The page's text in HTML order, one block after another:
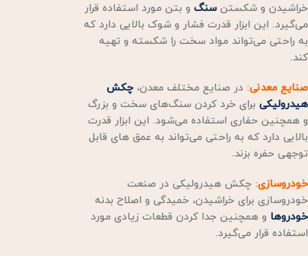
خراشیدن و شکستنسنگ و بتن مورد استفاده قرار
می‌گیرد. این ابزار قدرت فشار و شوک بالایی دارد که
به راحتی می‌تواند مواد سخت را شکسته و تهیه
کند.
صنایع معدنی: در صنایع مختلف معدن، چکش
هیدرولیکی برای خرد کردن سنگ‌های سخت و بزرگ
و همچنین حفاری استفاده می‌شود. این ابزار قدرت
بالایی دارد که به راحتی می‌تواند به عمق های قابل
توجهی حفره بزند.
خودروسازی: چکش هیدرولیکی در صنعت
خودروسازی برای خراشیدن، خمیدگی و اصلاح بدنه
خودروها و همچنین جدا کردن قطعات زیادی مورد
استفاده قرار می‌گیرد.